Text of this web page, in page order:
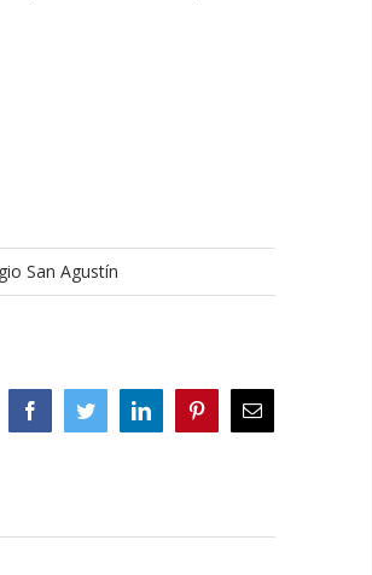
San Agustín
FacebookTwitterLinkedIn PinterestCorreo
electrónico